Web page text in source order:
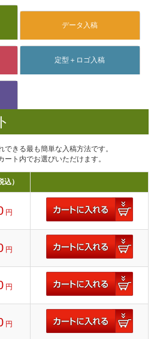
きる最も簡単な入稿方法です。
ト内でお選びいただけます。
）
円
円
円
円